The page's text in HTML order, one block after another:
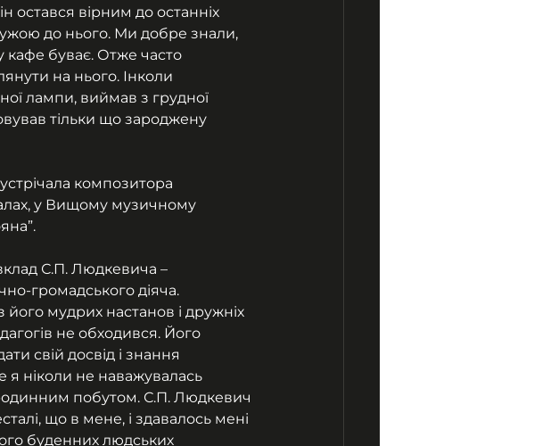
остався вірним до останніх
до нього. Ми добре знали,
кафе буває. Отже часто
на нього. Інколи
лампи, виймав з грудної
тільки що зароджену
композитора
у Вищому музичному
С.П. Людкевича –
громадського діяча.
мудрих настанов і дружніх
не обходився. Його
свій досвід і знання
ніколи не наважувалась
побутом. С.П. Людкевич
що в мене, і здавалось мені
буденних людських